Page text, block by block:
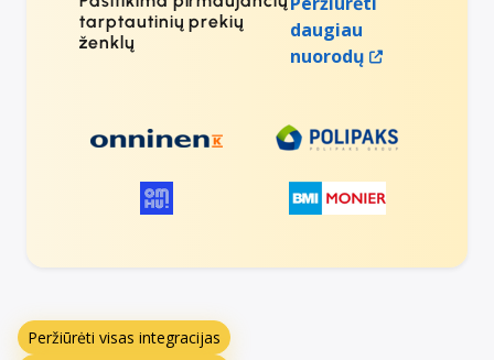
tarptautinių prekių
ženklų
daugiau
nuorodų
Peržiūrėti visas integracijas